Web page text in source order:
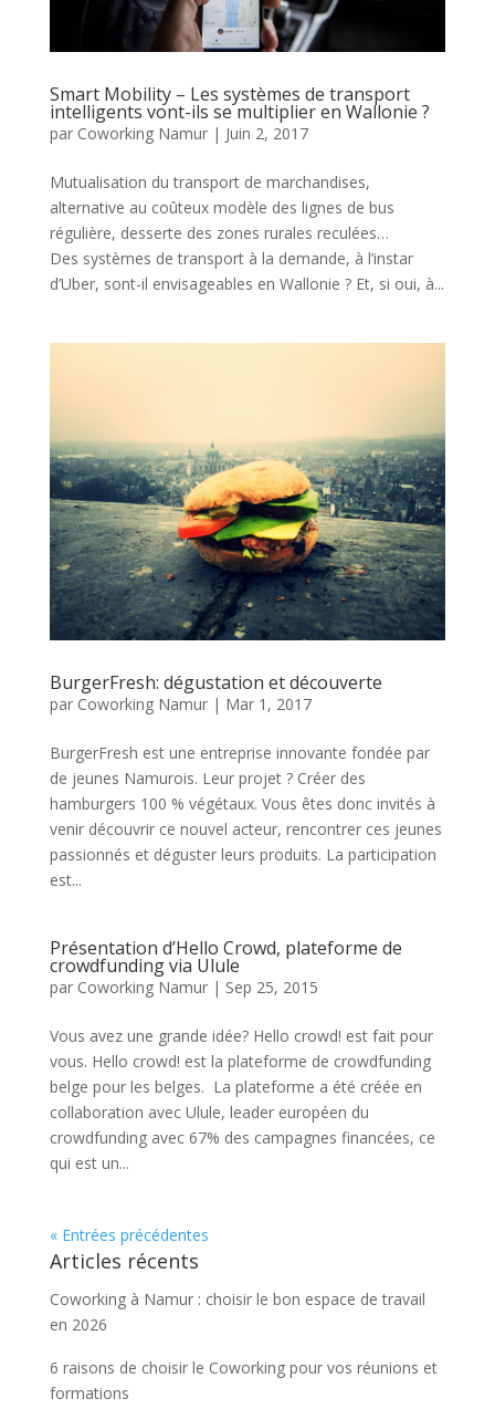
Smart Mobility – Les systèmes de transport
intelligents vont-ils se multiplier en Wallonie ?
par Coworking Namur| Juin 2, 2017
Mutualisation du transport de marchandises,
alternative au coûteux modèle des lignes de bus
régulière, desserte des zones rurales reculées…
Des systèmes de transport à la demande, à l’instar
d’Uber, sont-il envisageables en Wallonie ? Et, si oui, à...
BurgerFresh: dégustation et découverte
par Coworking Namur| Mar 1, 2017
BurgerFresh est une entreprise innovante fondée par
de jeunes Namurois. Leur projet ? Créer des
hamburgers 100 % végétaux. Vous êtes donc invités à
venir découvrir ce nouvel acteur, rencontrer ces jeunes
passionnés et déguster leurs produits. La participation
est...
Présentation d’Hello Crowd, plateforme de
crowdfunding via Ulule
par Coworking Namur| Sep 25, 2015
Vous avez une grande idée? Hello crowd! est fait pour
vous. Hello crowd! est la plateforme de crowdfunding
belge pour les belges. La plateforme a été créée en
collaboration avec Ulule, leader européen du
crowdfunding avec 67% des campagnes financées, ce
qui est un...
« Entrées précédentes
Articles récents
Coworking à Namur : choisir le bon espace de travail
en 2026
6 raisons de choisir le Coworking pour vos réunions et
formations